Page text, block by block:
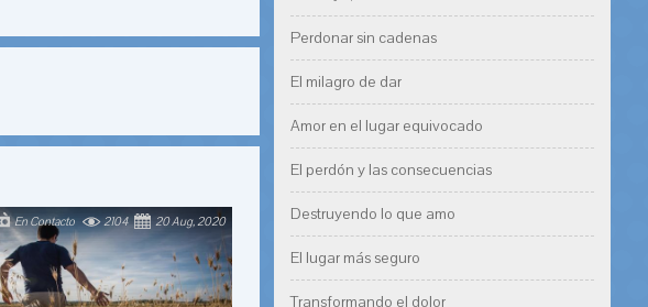
20 Aug, 2020
2104
En Contacto
Perdonar sin cadenas
El milagro de dar
Amor en el lugar equivocado
El perdón y las consecuencias
Destruyendo lo que amo
El lugar más seguro
Transformando el dolor